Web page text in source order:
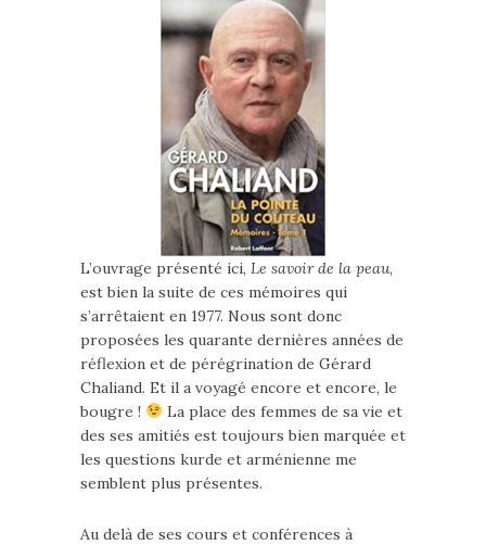
L’ouvrage présenté ici, Le savoir de la peau,
est bien la suite de ces mémoires qui
s’arrêtaient en 1977. Nous sont donc
proposées les quarante dernières années de
réflexion et de pérégrination de Gérard
Chaliand. Et il a voyagé encore et encore, le
bougre !
La place des femmes de sa vie et
des ses amitiés est toujours bien marquée et
les questions kurde et arménienne me
semblent plus présentes.
Au delà de ses cours et conférences à